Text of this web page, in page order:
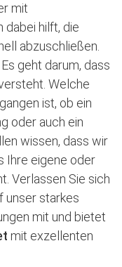
mit
dabei hilft, die
abzuschließen.
geht darum, dass
Welche
ist, ob ein
oder auch ein
wissen, dass wir
Ihre eigene oder
Verlassen Sie sich
unser starkes
mit und bietet
mit exzellenten